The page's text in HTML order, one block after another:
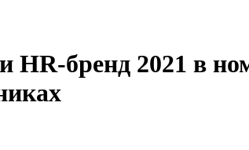
бренд 2021 в